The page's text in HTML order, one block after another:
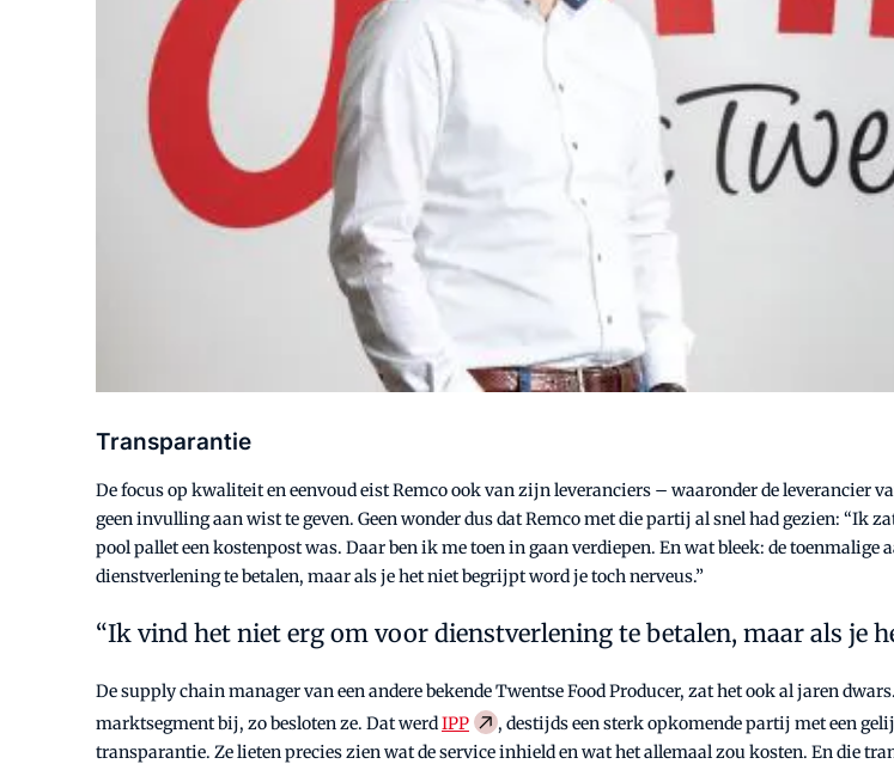
Transparantie
De focus op kwaliteit en eenvoud eist Remco ook van zijn leveranciers – waaronder de leverancier
geen invulling aan wist te geven. Geen wonder dus dat Remco met die partij al snel had gezien:
pool pallet een kostenpost was. Daar ben ik me toen in gaan verdiepen. En wat bleek: de
dienstverlening te betalen, maar als je het niet begrijpt word je toch nerveus.”
Ik vind het niet erg om voor dienstverlening te betalen, maar als je
De supply chain manager van een andere bekende Twentse Food Producer, zat het ook al jaren
marktsegment bij, zo besloten ze. Dat werdIPP
, destijds een sterk opkomende partij met een
transparantie. Ze lieten precies zien wat de service inhield en wat het allemaal zou kosten. En die